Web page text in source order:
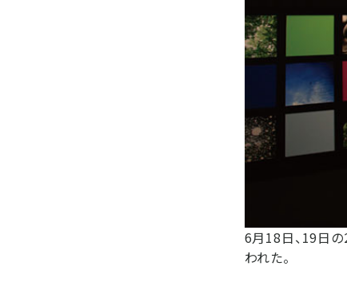
6月18日、19日の
われた。